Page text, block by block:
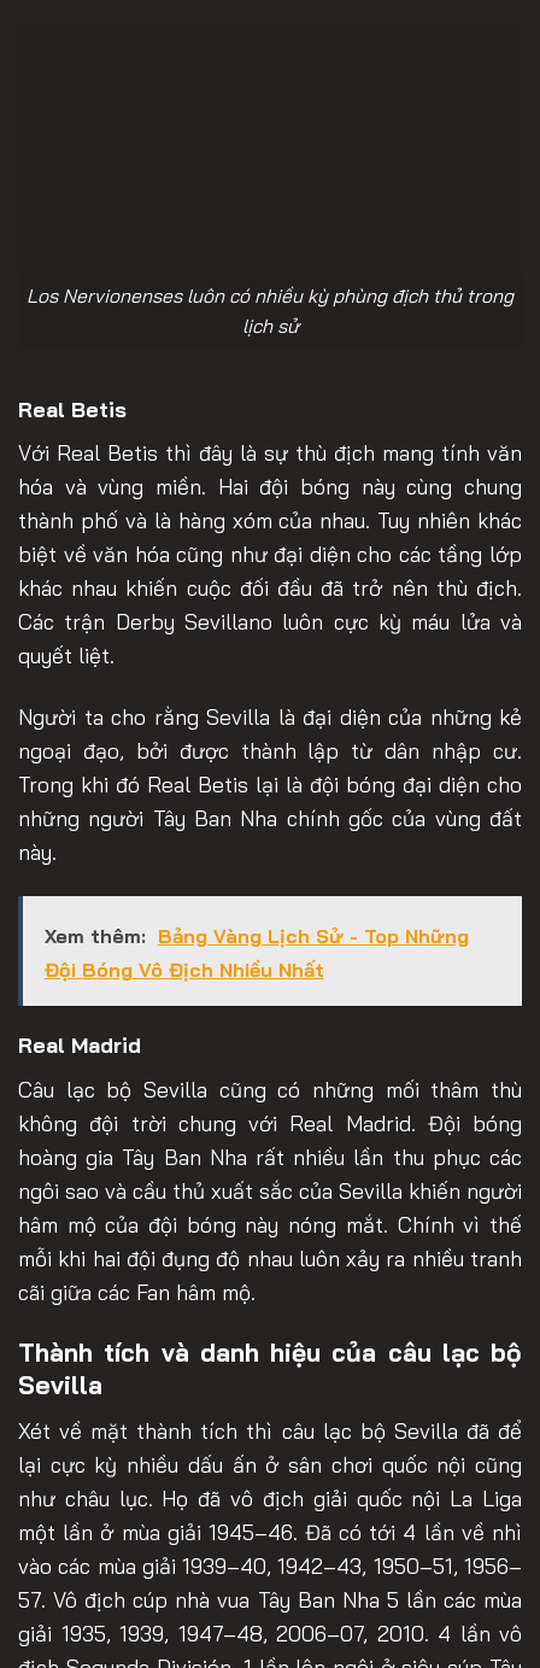
Los Nervionenses luôn có nhiều kỳ phùng địch thủ trong
lịch sử
Real Betis
Với Real Betis thì đây là sự thù địch mang tính văn
hóa và vùng miền. Hai đội bóng này cùng chung
thành phố và là hàng xóm của nhau. Tuy nhiên khác
biệt về văn hóa cũng như đại diện cho các tầng lớp
khác nhau khiến cuộc đối đầu đã trở nên thù địch.
Các trận Derby Sevillano luôn cực kỳ máu lửa và
quyết liệt.
Người ta cho rằng Sevilla là đại diện của những kẻ
ngoại đạo, bởi được thành lập từ dân nhập cư.
Trong khi đó Real Betis lại là đội bóng đại diện cho
những người Tây Ban Nha chính gốc của vùng đất
này.
Xem thêm: Bảng Vàng Lịch Sử - Top Những
Đội Bóng Vô Địch Nhiều Nhất
Real Madrid
Câu lạc bộ Sevilla cũng có những mối thâm thù
không đội trời chung với Real Madrid. Đội bóng
hoàng gia Tây Ban Nha rất nhiều lần thu phục các
ngôi sao và cầu thủ xuất sắc của Sevilla khiến người
hâm mộ của đội bóng này nóng mắt. Chính vì thế
mỗi khi hai đội đụng độ nhau luôn xảy ra nhiều tranh
cãi giữa các Fan hâm mộ.
Thành tích và danh hiệu của câu lạc bộ
Sevilla
Xét về mặt thành tích thì câu lạc bộ Sevilla đã để
lại cực kỳ nhiều dấu ấn ở sân chơi quốc nội cũng
như châu lục. Họ đã vô địch giải quốc nội La Liga
một lần ở mùa giải 1945–46. Đã có tới 4 lần về nhì
vào các mùa giải 1939–40, 1942–43, 1950–51, 1956–
57. Vô địch cúp nhà vua Tây Ban Nha 5 lần các mùa
giải 1935, 1939, 1947–48, 2006–07, 2010. 4 lần vô